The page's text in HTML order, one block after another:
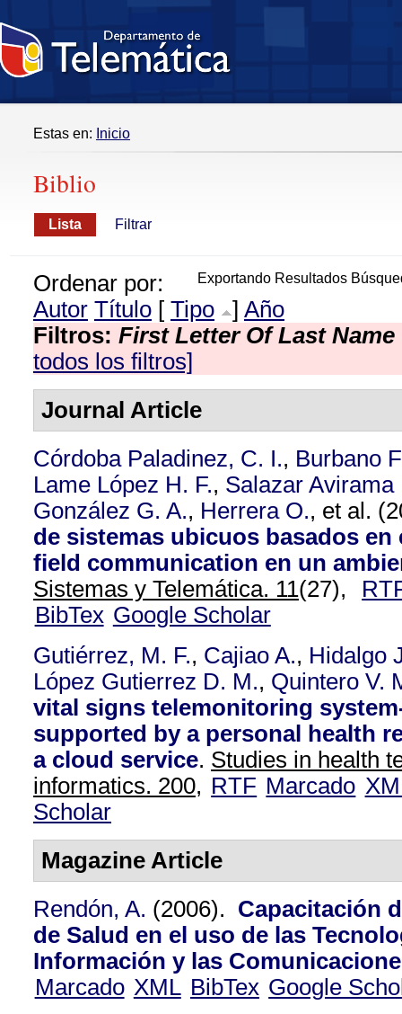
Estas en: Inicio
Biblio
Lista Filtrar
Exportando Resultados
Ordenar por:
Autor Título [ Tipo ] Año
Filtros: First Letter Of Last Name
todos los filtros]
Journal Article
Córdoba Paladinez, C. I., Burbano
Lame López H. F., Salazar Avirama
González G. A., Herrera O., et al.
de sistemas ubicuos basados en
field communication en un
Sistemas y Telemática. 11(27),
BibTex Google Scholar
Gutiérrez, M. F., Cajiao A., Hidalgo
López Gutierrez D. M., Quintero V.
vital signs telemonitoring
supported by a personal health
a cloud service. Studies in health
informatics. 200, RTF Marcado
Scholar
Magazine Article
Rendón, A. (2006). Capacitación
de Salud en el uso de las
Información y las
Marcado XML BibTex Google